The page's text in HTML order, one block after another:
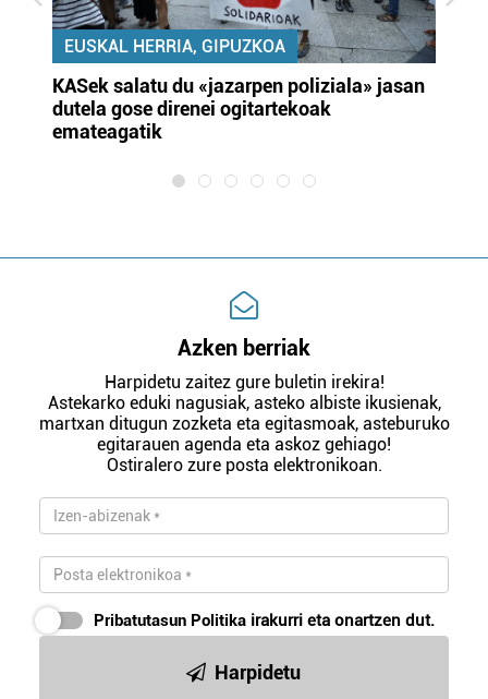
EUSKAL HERRIA, GIPUZKOA
KASek salatu du «jazarpen poliziala» jasan
dutela gose direnei ogitartekoak
emateagatik
Azken berriak
Harpidetu zaitez gure buletin irekira!
Astekarko eduki nagusiak, asteko albiste ikusienak,
martxan ditugun zozketa eta egitasmoak, asteburuko
egitarauen agenda eta askoz gehiago!
Ostiralero zure posta elektronikoan.
Pribatutasun Politika irakurri eta onartzen dut.
Harpidetu